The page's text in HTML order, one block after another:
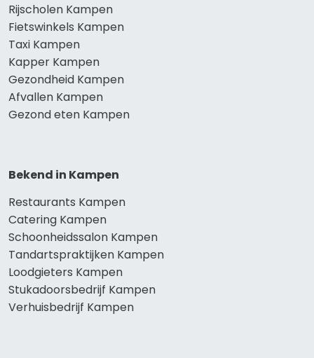
Rijscholen Kampen
Fietswinkels Kampen
Taxi Kampen
Kapper Kampen
Gezondheid Kampen
Afvallen Kampen
Gezond eten Kampen
Bekend in Kampen
Restaurants Kampen
Catering Kampen
Schoonheidssalon Kampen
Tandartspraktijken Kampen
Loodgieters Kampen
Stukadoorsbedrijf Kampen
Verhuisbedrijf Kampen